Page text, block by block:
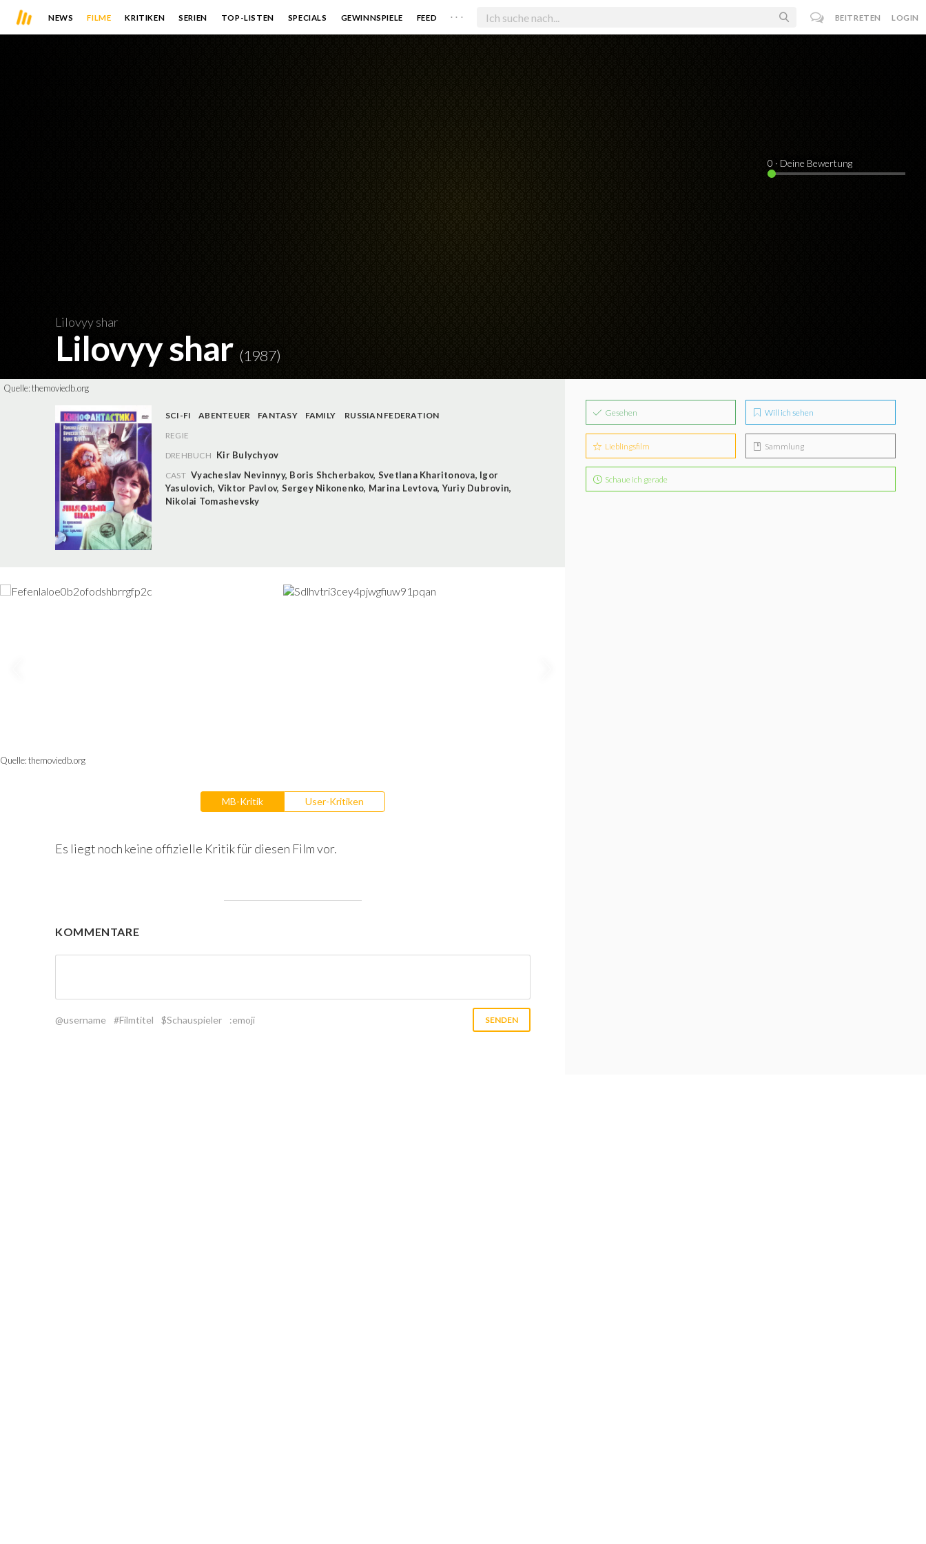
NEWS FILME KRITIKEN SERIEN TOP-LISTEN SPECIALS GEWINNSPIELE FEED . . . BEITRETEN LOGIN
Lilovyy shar
Lilovyy shar (1987)
0 · Deine Bewertung
Quelle:themoviedb.org
SCI-FI ABENTEUER FANTASY FAMILY
RUSSIAN FEDERATION
REGIE
DREHBUCH Kir Bulychyov
CAST Vyacheslav Nevinnyy, Boris Shcherbakov, Svetlana Kharitonova, Igor
Yasulovich, Viktor Pavlov, Sergey Nikonenko, Marina Levtova,Yuriy Dubrovin,
Nikolai Tomashevsky
Quelle:themoviedb.org
MB-Kritik User-Kritiken
Es liegt noch keine offizielle Kritik für diesen Film vor.
KOMMENTARE
@username #Filmtitel $Schauspieler :emoji
Gesehen Will ich sehen
Lieblingsfilm Sammlung
Schaue ich gerade